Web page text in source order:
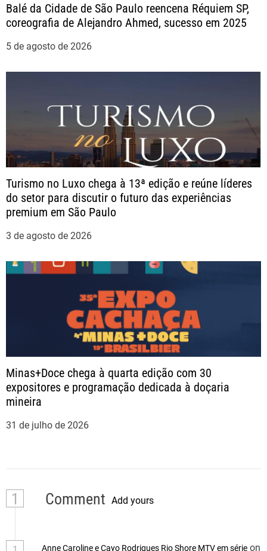
o
d
e
s
t
Balé da Cidade de São Paulo reencena Réquiem SP,
coreografia de Alejandro Ahmed, sucesso em 2025
5 de agosto de 2026
Turismo no Luxo chega à 13ª edição e reúne líderes
do setor para discutir o futuro das experiências
premium em São Paulo
3 de agosto de 2026
Minas+Doce chega à quarta edição com 30
expositores e programação dedicada à doçaria
mineira
31 de julho de 2026
1 Comment Add yours
Anne Caroline e Cayo Rodrigues Rio Shore MTV em série on